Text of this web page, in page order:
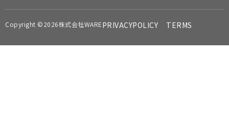
Copyright ©2026株式会社WAREPRIVACYPOLICY TERMS